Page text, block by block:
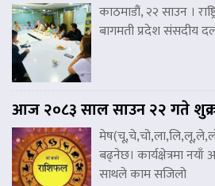
काठमाडौं, २२ साउन ।
बागमती प्रदेश संसदीय
आज २०८३ साल साउन २२ गते
बढ्नेछ। कार्यक्षेत्रमा
साथले काम सजिलो